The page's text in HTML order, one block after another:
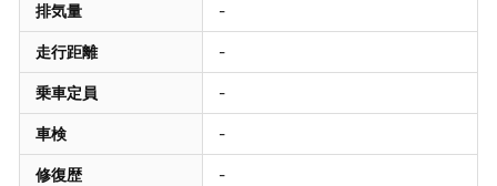
排気量 -
走行距離 -
乗車定員 -
車検 -
修復歴 -